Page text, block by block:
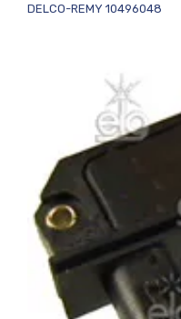
DELCO-REMY 10496048